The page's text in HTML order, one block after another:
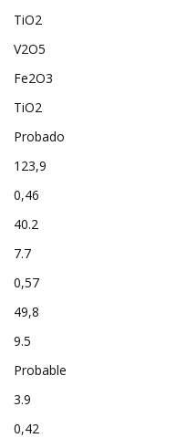
TiO2
V2O5
Fe2O3
TiO2
Probado
123,9
0,46
40.2
7.7
0,57
49,8
9.5
Probable
3.9
0,42